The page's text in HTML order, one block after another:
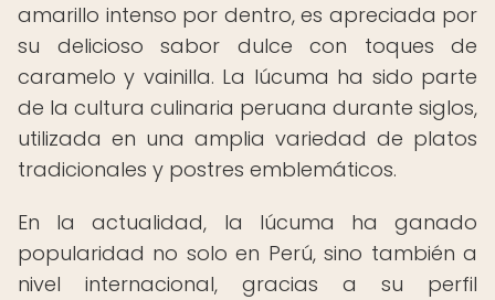
amarillo intenso por dentro, es apreciada por
su delicioso sabor dulce con toques de
caramelo y vainilla. La lúcuma ha sido parte
de la cultura culinaria peruana durante siglos,
utilizada en una amplia variedad de platos
tradicionales y postres emblemáticos.
En la actualidad, la lúcuma ha ganado
popularidad no solo en Perú, sino también a
nivel internacional, gracias a su perfil